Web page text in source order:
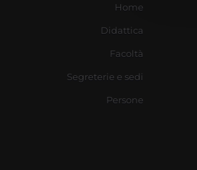
Home
Didattica
Facoltà
Segreterie e sedi
Persone